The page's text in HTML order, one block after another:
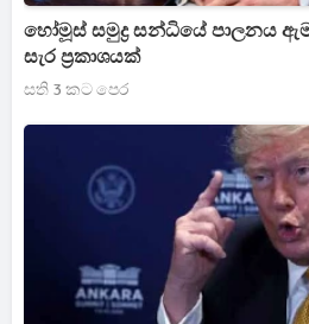
හෝමූස් සමුද්‍ර සන්ධියේ පාලනය
සැර ප්‍රකාශයක්
සති 3 කට පෙර